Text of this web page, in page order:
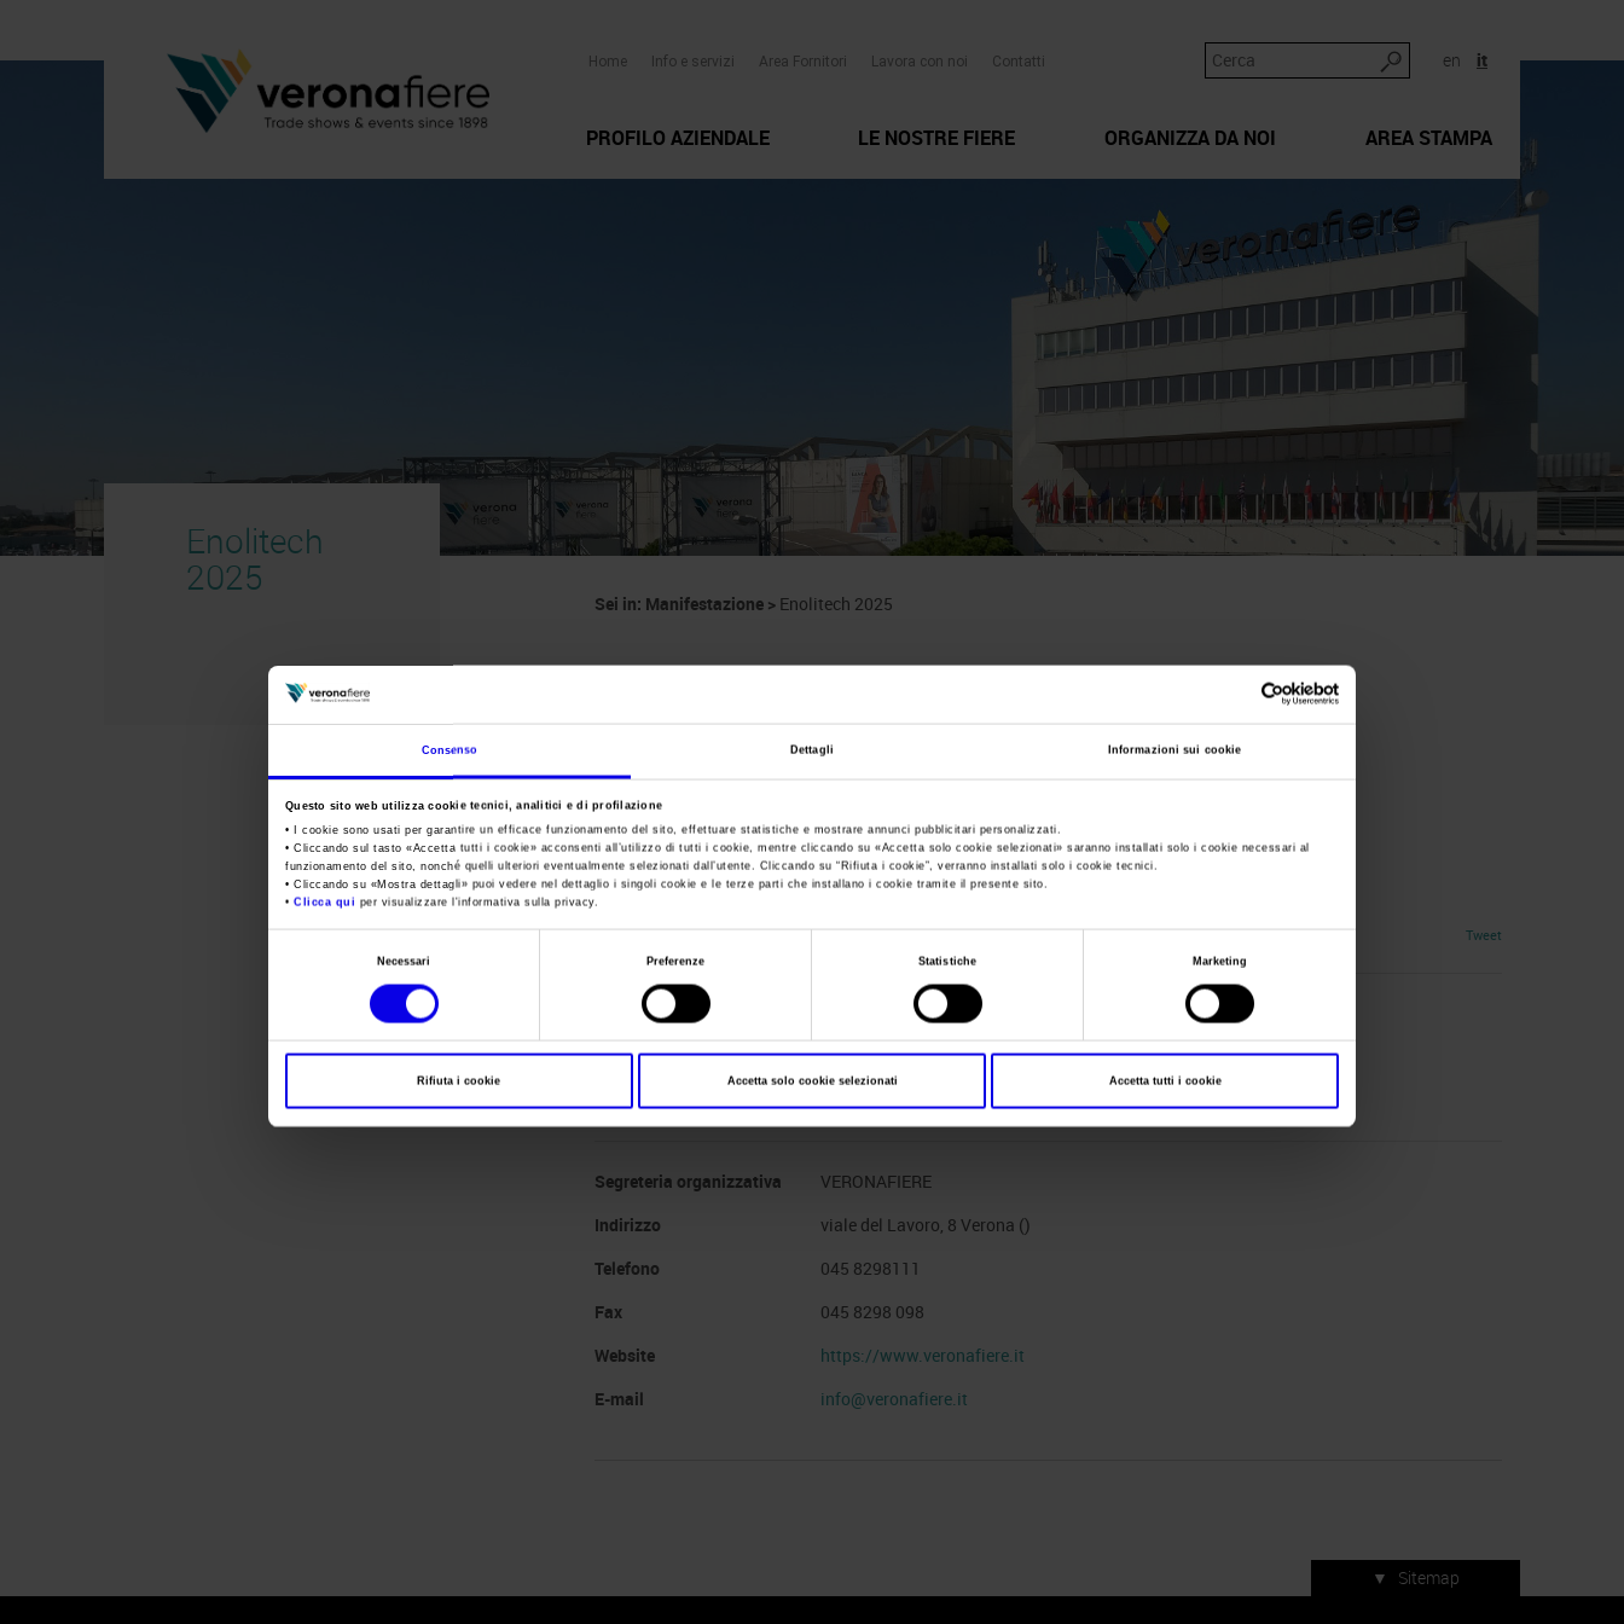
Consenso Dettagli Informazioni sui cookie
Questo sito web utilizza cookie tecnici, analitici e di profilazione
• I cookie sono usati per garantire un efficace funzionamento del sito, effettuare statistiche e mostrare annunci pubblicitari personalizzati.
• Cliccando sul tasto «Accetta tutti i cookie» acconsenti all’utilizzo di tutti i cookie, mentre cliccando su «Accetta solo cookie selezionati» saranno installati solo i cookie necessari al
funzionamento del sito, nonché quelli ulteriori eventualmente selezionati dall’utente. Cliccando su “ Rifiuta i cookie”, verranno installati solo i cookie tecnici.
• Cliccando su «Mostra dettagli» puoi vedere nel dettaglio i singoli cookie e le terze parti che installano i cookie tramite il presente sito.
•Clicca qui per visualizzare l'informativa sulla privacy.
Necessari Preferenze Statistiche Marketing
Rifiuta i cookie Accetta solo cookie selezionati Accetta tutti i cookie
en it
Home Info e servizi Area Fornitori Lavora con noi Contatti
PROFILO AZIENDALE LE NOSTRE FIERE ORGANIZZA DA NOI AREA STAMPA
Enolitech
2025
Sei in: Manifestazione> Enolitech 2025
Enolitech
Tweet
06/04/2025 - 09/04/2025
Frequenza
Annual
Website
https://www.vinitaly.com/verona/aree-tematiche/enolitech/
Segreteria organizzativa
VERONAFIERE
Indirizzo
viale del Lavoro, 8 Verona ()
Telefono
045 8298111
Fax
045 8298 098
Website
https://www.veronafiere.it
E-mail
info@veronafiere.it
▼ Sitemap